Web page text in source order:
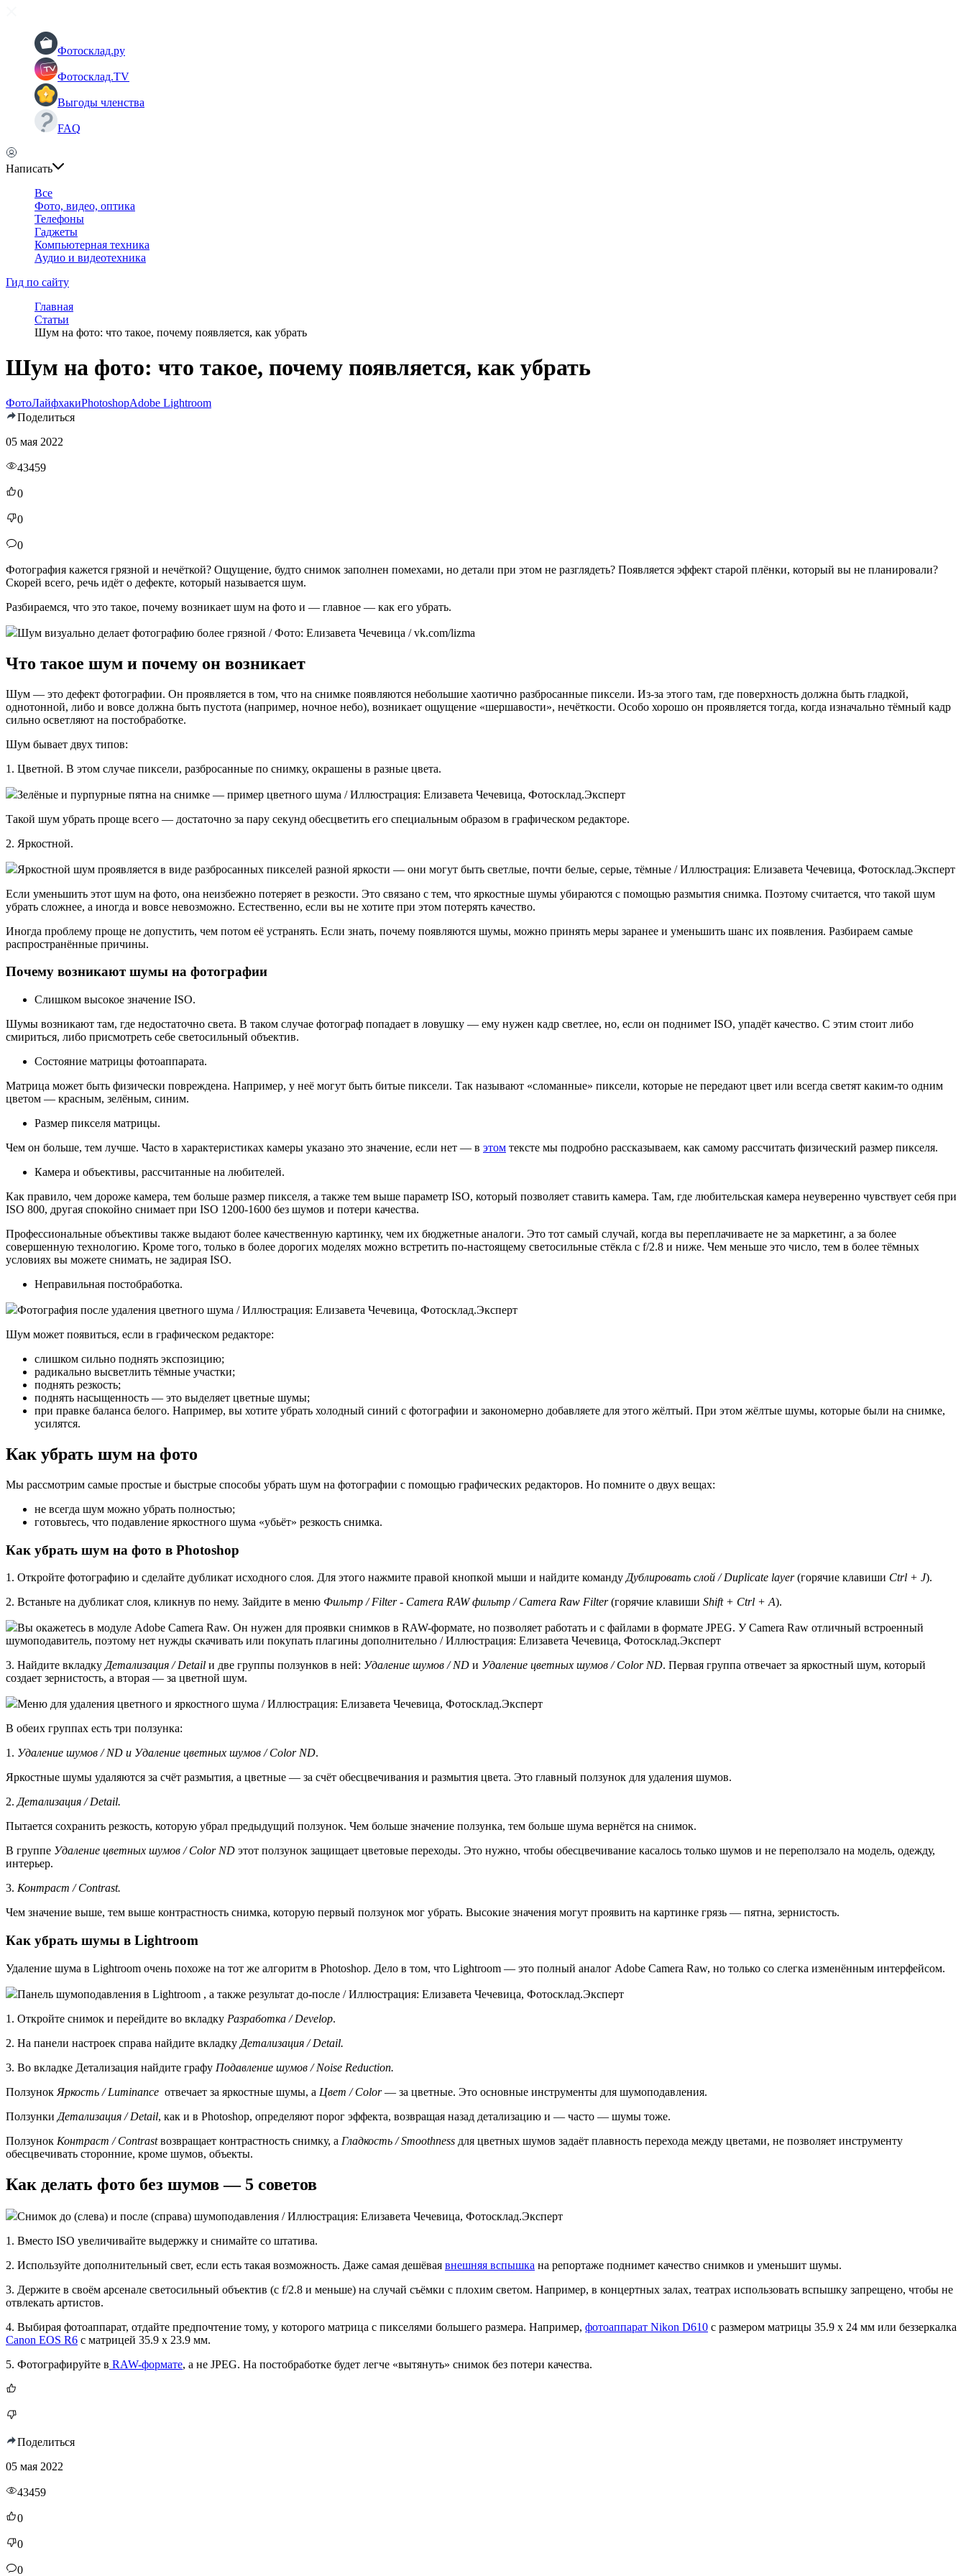
Фотосклад.ру
Фотосклад.TV
Выгоды членства
FAQ
Написать
Все
Фото, видео, оптика
Телефоны
Гаджеты
Компьютерная техника
Аудио и видеотехника
Гид по сайту
Главная
Статьи
Шум на фото: что такое, почему появляется, как убрать
Шум на фото: что такое, почему появляется, как убрать
ФотоЛайфхакиPhotoshopAdobe Lightroom
Поделиться
05 мая 2022
43459
0
0
0
Фотография кажется грязной и нечёткой? Ощущение, будто снимок заполнен помехами, но детали при этом не разглядеть? Появляется эффект старой плёнки, который вы не планировали?
Скорей всего, речь идёт о дефекте, который называется шум.
Разбираемся, что это такое, почему возникает шум на фото и — главное — как его убрать.
Шум визуально делает фотографию более грязной / Фото: Елизавета Чечевица / vk.com/lizma
Что такое шум и почему он возникает
Шум — это дефект фотографии. Он проявляется в том, что на снимке появляются небольшие хаотично разбросанные пиксели. Из-за этого там, где поверхность должна быть гладкой,
однотонной, либо и вовсе должна быть пустота (например, ночное небо), возникает ощущение «шершавости», нечёткости. Особо хорошо он проявляется тогда, когда изначально тёмный кадр
сильно осветляют на постобработке.
Шум бывает двух типов:
1. Цветной. В этом случае пиксели, разбросанные по снимку, окрашены в разные цвета.
Зелёные и пурпурные пятна на снимке — пример цветного шума / Иллюстрация: Елизавета Чечевица, Фотосклад.Эксперт
Такой шум убрать проще всего — достаточно за пару секунд обесцветить его специальным образом в графическом редакторе.
2. Яркостной.
Яркостной шум проявляется в виде разбросанных пикселей разной яркости — они могут быть светлые, почти белые, серые, тёмные / Иллюстрация: Елизавета Чечевица, Фотосклад.Эксперт
Если уменьшить этот шум на фото, она неизбежно потеряет в резкости. Это связано с тем, что яркостные шумы убираются с помощью размытия снимка. Поэтому считается, что такой шум
убрать сложнее, а иногда и вовсе невозможно. Естественно, если вы не хотите при этом потерять качество.
Иногда проблему проще не допустить, чем потом её устранять. Если знать, почему появляются шумы, можно принять меры заранее и уменьшить шанс их появления. Разбираем самые
распространённые причины.
Почему возникают шумы на фотографии
Слишком высокое значение ISO.
Шумы возникают там, где недостаточно света. В таком случае фотограф попадает в ловушку — ему нужен кадр светлее, но, если он поднимет ISO, упадёт качество. С этим стоит либо
смириться, либо присмотреть себе светосильный объектив.
Состояние матрицы фотоаппарата.
Матрица может быть физически повреждена. Например, у неё могут быть битые пиксели. Так называют «сломанные» пиксели, которые не передают цвет или всегда светят каким-то одним
цветом — красным, зелёным, синим.
Размер пикселя матрицы.
Чем он больше, тем лучше. Часто в характеристиках камеры указано это значение, если нет — в этом тексте мы подробно рассказываем, как самому рассчитать физический размер пикселя.
Камера и объективы, рассчитанные на любителей.
Как правило, чем дороже камера, тем больше размер пикселя, а также тем выше параметр ISO, который позволяет ставить камера. Там, где любительская камера неуверенно чувствует себя при
ISO 800, другая спокойно снимает при ISO 1200-1600 без шумов и потери качества.
Профессиональные объективы также выдают более качественную картинку, чем их бюджетные аналоги. Это тот самый случай, когда вы переплачиваете не за маркетинг, а за более
совершенную технологию. Кроме того, только в более дорогих моделях можно встретить по-настоящему светосильные стёкла c f/2.8 и ниже. Чем меньше это число, тем в более тёмных
условиях вы можете снимать, не задирая ISO.
Неправильная постобработка.
Фотография после удаления цветного шума / Иллюстрация: Елизавета Чечевица, Фотосклад.Эксперт
Шум может появиться, если в графическом редакторе:
слишком сильно поднять экспозицию;
радикально высветлить тёмные участки;
поднять резкость;
поднять насыщенность — это выделяет цветные шумы;
при правке баланса белого. Например, вы хотите убрать холодный синий с фотографии и закономерно добавляете для этого жёлтый. При этом жёлтые шумы, которые были на снимке,
усилятся.
Как убрать шум на фото
Мы рассмотрим самые простые и быстрые способы убрать шум на фотографии с помощью графических редакторов. Но помните о двух вещах:
не всегда шум можно убрать полностью;
готовьтесь, что подавление яркостного шума «убьёт» резкость снимка.
Как убрать шум на фото в Photoshop
1. Откройте фотографию и сделайте дубликат исходного слоя. Для этого нажмите правой кнопкой мыши и найдите команду Дублировать слой / Duplicate layer(горячие клавиши Ctrl + J).
2. Встаньте на дубликат слоя, кликнув по нему. Зайдите в меню Фильтр / Filter - Camera RAW фильтр / Camera Raw Filter(горячие клавиши Shift + Ctrl + A).
Вы окажетесь в модуле Adobe Camera Raw. Он нужен для проявки снимков в RAW-формате, но позволяет работать и с файлами в формате JPEG. У Camera Raw отличный встроенный
шумоподавитель, поэтому нет нужды скачивать или покупать плагины дополнительно / Иллюстрация: Елизавета Чечевица, Фотосклад.Эксперт
3. Найдите вкладку Детализация / Detail и две группы ползунков в ней: Удаление шумов / ND и Удаление цветных шумов / Color ND. Первая группа отвечает за яркостный шум, который
создает зернистость, а вторая — за цветной шум.
Меню для удаления цветного и яркостного шума / Иллюстрация: Елизавета Чечевица, Фотосклад.Эксперт
В обеих группах есть три ползунка:
1. Удаление шумов / ND и Удаление цветных шумов / Color ND.
Яркостные шумы удаляются за счёт размытия, а цветные — за счёт обесцвечивания и размытия цвета. Это главный ползунок для удаления шумов.
2. Детализация / Detail.
Пытается сохранить резкость, которую убрал предыдущий ползунок. Чем больше значение ползунка, тем больше шума вернётся на снимок.
В группе Удаление цветных шумов / Color ND этот ползунок защищает цветовые переходы. Это нужно, чтобы обесцвечивание касалось только шумов и не переползало на модель, одежду,
интерьер.
3. Контраст / Contrast.
Чем значение выше, тем выше контрастность снимка, которую первый ползунок мог убрать. Высокие значения могут проявить на картинке грязь — пятна, зернистость.
Как убрать шумы в Lightroom
Удаление шума в Lightroom очень похоже на тот же алгоритм в Photoshop. Дело в том, что Lightroom — это полный аналог Adobe Camera Raw, но только со слегка изменённым интерфейсом.
Панель шумоподавления в Lightroom , а также результат до-после / Иллюстрация: Елизавета Чечевица, Фотосклад.Эксперт
1. Откройте снимок и перейдите во вкладку Разработка / Develop.
2. На панели настроек справа найдите вкладку Детализация / Detail.
3. Во вкладке Детализация найдите графу Подавление шумов / Noise Reduction.
Ползунок Яркость / Luminance отвечает за яркостные шумы, а Цвет / Color— за цветные. Это основные инструменты для шумоподавления.
Ползунки Детализация / Detail, как и в Photoshop, определяют порог эффекта, возвращая назад детализацию и — часто — шумы тоже.
Ползунок Контраст / Contrastвозвращает контрастность снимку, а Гладкость / Smoothness для цветных шумов задаёт плавность перехода между цветами, не позволяет инструменту
обесцвечивать сторонние, кроме шумов, объекты.
Как делать фото без шумов — 5 советов
Снимок до (слева) и после (справа) шумоподавления / Иллюстрация: Елизавета Чечевица, Фотосклад.Эксперт
1. Вместо ISO увеличивайте выдержку и снимайте со штатива.
2. Используйте дополнительный свет, если есть такая возможность. Даже самая дешёвая внешняя вспышка на репортаже поднимет качество снимков и уменьшит шумы.
3. Держите в своём арсенале светосильный объектив (с f/2.8 и меньше) на случай съёмки с плохим светом. Например, в концертных залах, театрах использовать вспышку запрещено, чтобы не
отвлекать артистов.
4. Выбирая фотоаппарат, отдайте предпочтение тому, у которого матрица с пикселями большего размера. Например, фотоаппарат Nikon D610 с размером матрицы 35.9 x 24 мм или беззеркалка
Canon EOS R6 с матрицей 35.9 x 23.9 мм.
5. Фотографируйте в RAW-формате, а не JPEG. На постобработке будет легче «вытянуть» снимок без потери качества.
Поделиться
05 мая 2022
43459
0
0
0